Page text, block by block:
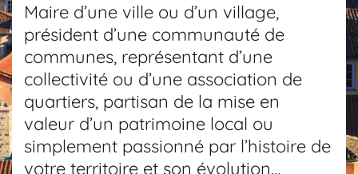
Maire d’une ville ou d’un village,
président d’une communauté de
communes, représentant d’une
collectivité ou d’une association de
quartiers, partisan de la mise en
valeur d’un patrimoine local ou
simplement passionné par l’histoire de
votre territoire et son évolution…